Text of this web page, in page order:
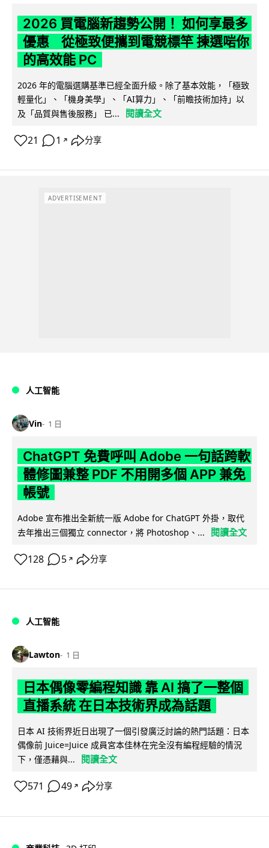
2026 買電腦新趨勢公開！ 如何享最多
優惠 從極致便攜到電競標竿 揀選啱你
的高效能 PC
2026 年的電腦選購基準已經全面升級。除了基本效能，「極致
輕量化」、「機身美學」、「AI算力」、「前瞻技術加持」以
及「品質與售後服務」 已...
閱讀全文
21 1 ↗ 分享
ADVERTISEMENT
人工智能
Vin 1 日
ChatGPT 免費呼叫 Adobe 一句話跨軟
體修圖兼整 PDF 不用開多個 APP 兼免
帳號
Adobe 宣布推出全新統一版 Adobe for ChatGPT 外掛，取代
去年推出三個獨立 connector，將 Photoshop、...
閱讀全文
128 5 ↗ 分享
人工智能
Lawton 1 日
日本偶像零編程知識 靠 AI 搞了一整個
直播系統 在日本技術界成為話題
日本 AI 技術界近日出現了一個引發廣泛討論的熱門話題：日本
偶像前 Juice=Juice 成員宮本佳林在完全沒有編程經驗的情況
下，僅憑藉與...
閱讀全文
571 49 ↗ 分享